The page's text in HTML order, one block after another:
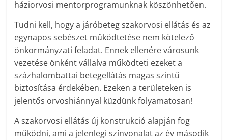
háziorvosi mentorprogramunknak köszönhetően.
Tudni kell, hogy a járóbeteg szakorvosi ellátás és az
egynapos sebészet működtetése nem kötelező
önkormányzati feladat. Ennek ellenére városunk
vezetése önként vállalva működteti ezeket a
százhalombattai betegellátás magas szintű
biztosítása érdekében. Ezeken a területeken is
jelentős orvoshiánnyal küzdünk folyamatosan!
A szakorvosi ellátás új konstrukció alapján fog
működni, ami a jelenlegi színvonalat az év második